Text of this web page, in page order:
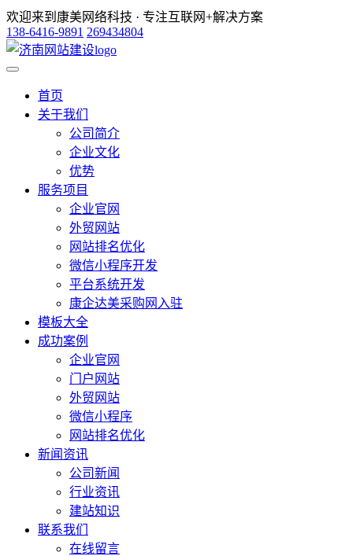
欢迎来到康美网络科技 · 专注互联网+解决方案
138-6416-9891 269434804
首页
关于我们
公司简介
企业文化
优势
服务项目
企业官网
外贸网站
网站排名优化
微信小程序开发
平台系统开发
康企达美采购网入驻
模板大全
成功案例
企业官网
门户网站
外贸网站
微信小程序
网站排名优化
新闻资讯
公司新闻
行业资讯
建站知识
联系我们
在线留言